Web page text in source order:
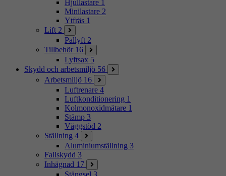
Hjullastare 1
Minilastare 2
Ytfräs 1
Lift 2
Pallyft 2
Tillbehör 16
Lyftsax 5
Skydd och arbetsmiljö 56
Arbetsmiljö 16
Luftrenare 4
Luftkonditionering 1
Kolmonoxidmätare 1
Stämp 3
Väggstöd 2
Ställning 4
Aluminiumställning 3
Fallskydd 3
Inhägnad 17
Stängsel 3